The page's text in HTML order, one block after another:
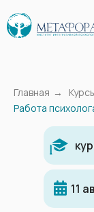
Главная →
Работа
11